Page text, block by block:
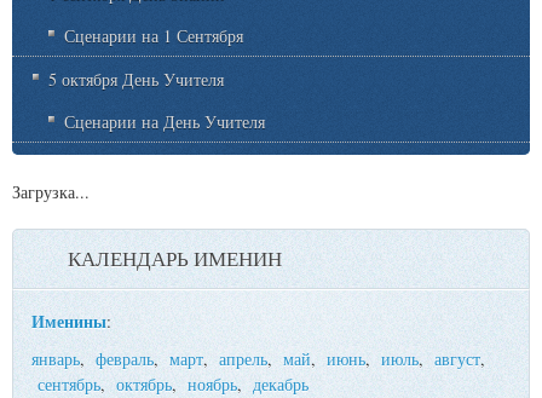
Сценарии на 1 Сентября
5 октября День Учителя
Сценарии на День Учителя
Загрузка...
КАЛЕНДАРЬ ИМЕНИН
Именины:
январь, февраль, март, апрель,май, июнь, июль,август,
сентябрь,октябрь, ноябрь,декабрь